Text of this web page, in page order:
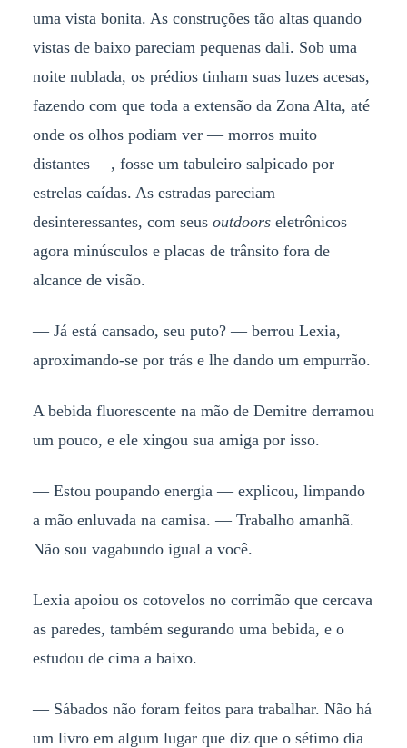
uma vista bonita. As construções tão altas quando
vistas de baixo pareciam pequenas dali. Sob uma
noite nublada, os prédios tinham suas luzes acesas,
fazendo com que toda a extensão da Zona Alta, até
onde os olhos podiam ver — morros muito
distantes —, fosse um tabuleiro salpicado por
estrelas caídas. As estradas pareciam
desinteressantes, com seus outdoorseletrônicos
agora minúsculos e placas de trânsito fora de
alcance de visão.
— Já está cansado, seu puto? — berrou Lexia,
aproximando-se por trás e lhe dando um empurrão.
A bebida fluorescente na mão de Demitre derramou
um pouco, e ele xingou sua amiga por isso.
— Estou poupando energia — explicou, limpando
a mão enluvada na camisa. — Trabalho amanhã.
Não sou vagabundo igual a você.
Lexia apoiou os cotovelos no corrimão que cercava
as paredes, também segurando uma bebida, e o
estudou de cima a baixo.
— Sábados não foram feitos para trabalhar. Não há
um livro em algum lugar que diz que o sétimo dia